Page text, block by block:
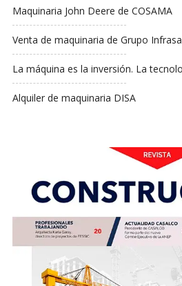
Maquinaria John Deere de COSAMA
Venta de maquinaria de Grupo
La máquina es la inversión. La
Alquiler de maquinaria DISA